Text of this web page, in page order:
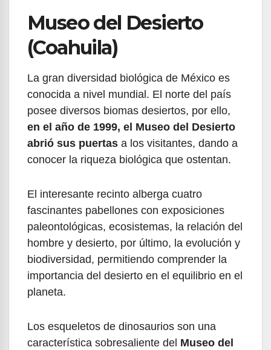
Museo del Desierto
(Coahuila)
La gran diversidad biológica de México es
conocida a nivel mundial. El norte del país
posee diversos biomas desiertos, por ello,
en el año de 1999, el Museo del Desierto
abrió sus puertas a los visitantes, dando a
conocer la riqueza biológica que ostentan.
El interesante recinto alberga cuatro
fascinantes pabellones con exposiciones
paleontológicas, ecosistemas, la relación del
hombre y desierto, por último, la evolución y
biodiversidad, permitiendo comprender la
importancia del desierto en el equilibrio en el
planeta.
Los esqueletos de dinosaurios son una
característica sobresaliente del Museo del